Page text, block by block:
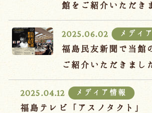
館をご紹介いただき
2025.06.02 メディ
福島民友新聞で当館
ご紹介いただきまし
2025.04.12 メディア情報
福島テレビ「アスノタクト」